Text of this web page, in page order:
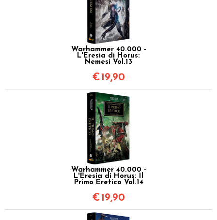
Warhammer 40.000 -
L'Eresia di Horus:
Nemesi Vol.13
€ 19,90
Warhammer 40.000 -
L'Eresia di Horus: Il
Primo Eretico Vol.14
€ 19,90